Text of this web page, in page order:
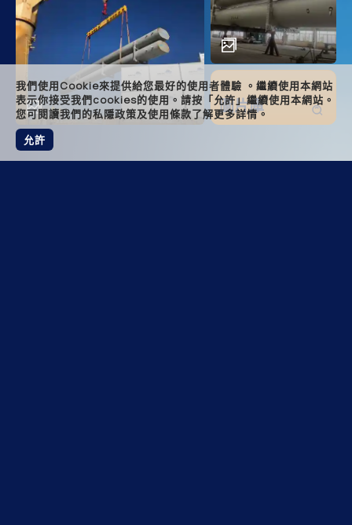
我們使用Cookie來提供給您最好的使用者體驗 。繼續使用本網站
表示你接受我們cookies的使用。請按「允許」繼續使用本網站。
您可閱讀我們的私隱政策及使用條款了解更多詳情。
允許
圖片庫